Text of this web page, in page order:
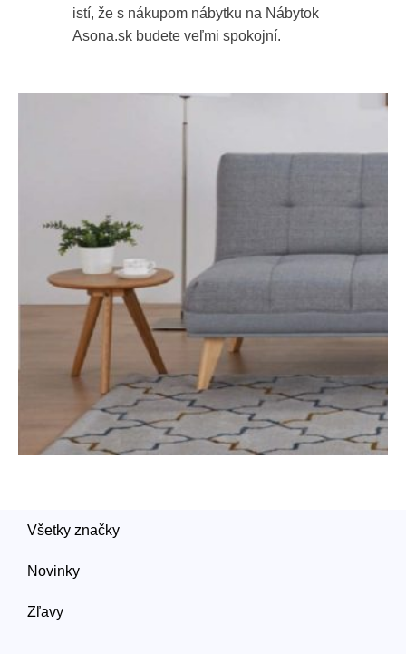
istí, že s nákupom nábytku na Nábytok
Asona.sk budete veľmi spokojní.
Všetky značky
Novinky
Zľavy